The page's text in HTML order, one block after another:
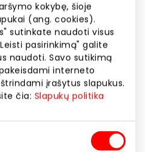
kokybę, šioje
(ang. cookies).
sutinkate naudoti visus
pasirinkimą" galite
naudoti. Savo sutikimą
interneto
įrašytus slapukus.
čia: Slapukų politika